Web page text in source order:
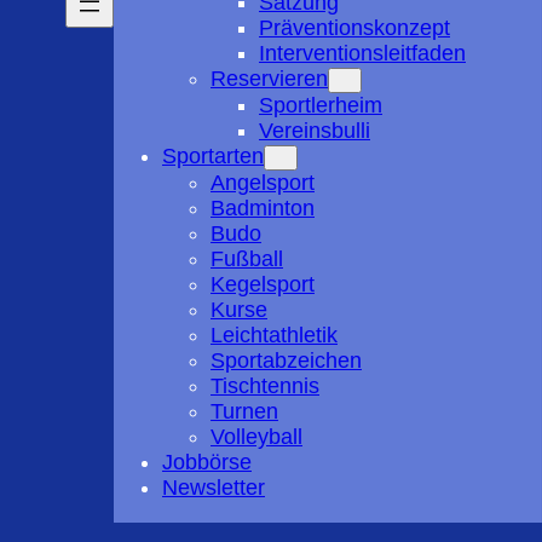
Präventionskonzept
Interventionsleitfaden
Reservieren
Sportlerheim
Vereinsbulli
Sportarten
Angelsport
Badminton
Budo
Fußball
Kegelsport
Kurse
Leichtathletik
Sportabzeichen
Tischtennis
Turnen
Volleyball
Jobbörse
Newsletter